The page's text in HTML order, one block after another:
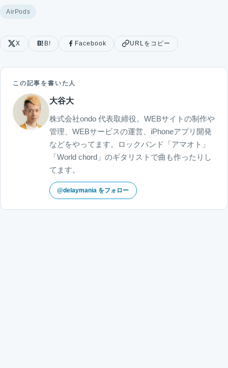
AirPods
X B! Facebook URLをコピー
この記事を書いた人
大谷大
株式会社ondo 代表取締役。WEBサイトの制作や
管理、WEBサービスの運営、iPhoneアプリ開発
などをやってます。ロックバンド「アマオト」
「World chord」のギタリストで曲も作ったりし
てます。
@delaymania をフォロー